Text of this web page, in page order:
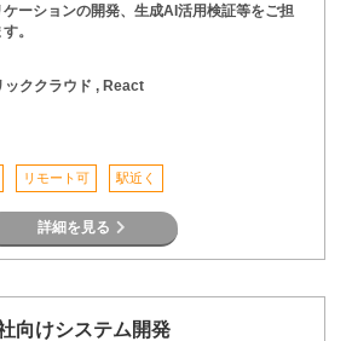
ケーションの開発、生成AI活用検証等をご担
。
ッククラウド , React
リモート可 駅近く
詳細を見る
向けシステム開発